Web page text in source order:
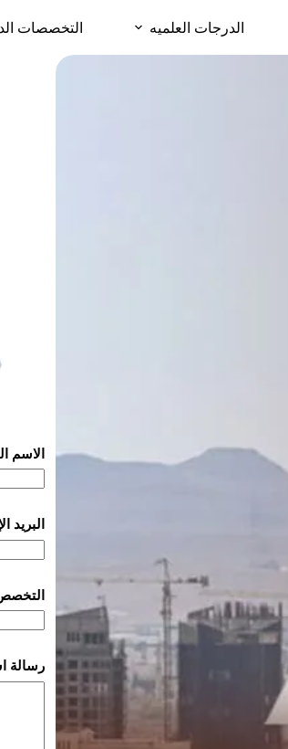
الدرجات العلميه التخصصات
الاسم
البريد
رسالة